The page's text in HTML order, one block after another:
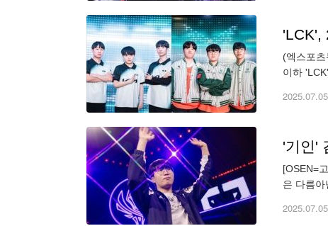
'LCK',
(엑스포
이하
'기인'
[OSEN=
은 다름